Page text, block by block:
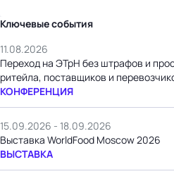
Ключевые события
11.08.2026
Переход на ЭТрН без штрафов и
ритейла, поставщиков и
КОНФЕРЕНЦИЯ
15.09.2026 - 18.09.2026
Выставка WorldFood Moscow 2026
ВЫСТАВКА